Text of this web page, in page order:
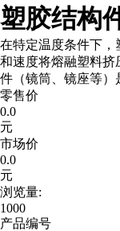
塑胶结构
在特定温度条件下，
和速度将熔融塑料挤
件（镜筒、镜座等）
零售价
0.0
元
市场价
0.0
元
浏览量:
1000
产品编号